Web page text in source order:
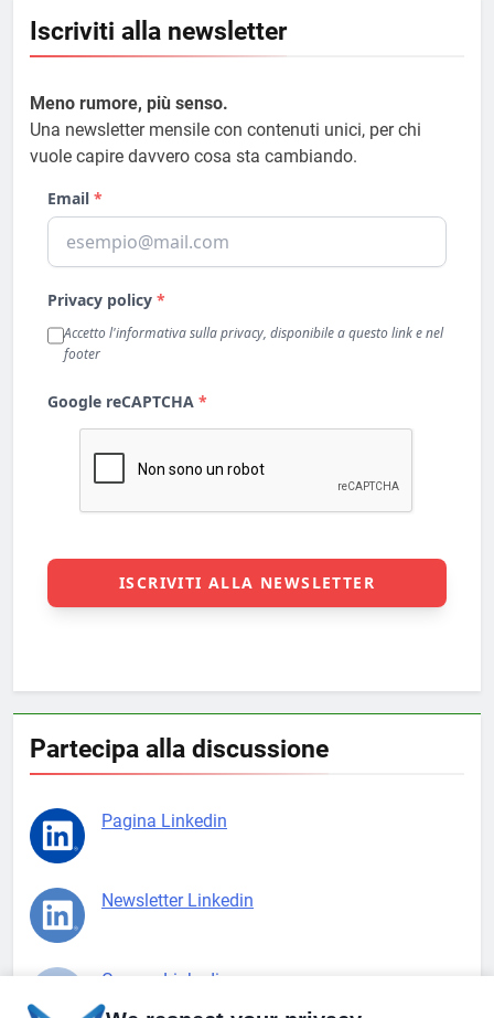
Iscriviti alla newsletter
Meno rumore, più senso.
Una newsletter mensile con contenuti unici, per chi
vuole capire davvero cosa sta cambiando.
Partecipa alla discussione
Pagina Linkedin
Newsletter Linkedin
Gruppo Linkedin